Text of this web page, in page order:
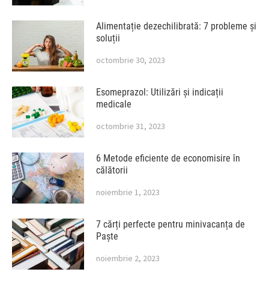
Alimentație dezechilibrată: 7 probleme și
soluții
octombrie 30, 2023
Esomeprazol: Utilizări și indicații
medicale
octombrie 31, 2023
6 Metode eficiente de economisire în
călătorii
noiembrie 1, 2023
7 cărți perfecte pentru minivacanța de
Paște
noiembrie 2, 2023